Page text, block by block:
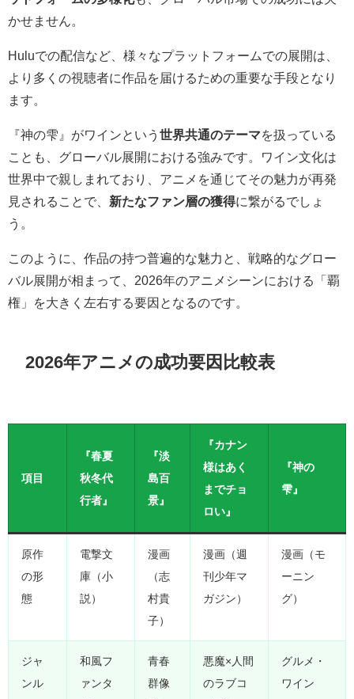
かせません。
Huluでの配信など、様々なプラットフォームでの展開は、
より多くの視聴者に作品を届けるための重要な手段となり
ます。
『神の雫』がワインという 世界共通のテーマを扱っている
ことも、グローバル展開における強みです。ワイン文化は
世界中で親しまれており、アニメを通じてその魅力が再発
見されることで、 新たなファン層の獲得に繋がるでしょ
う。
このように、作品の持つ普遍的な魅力と、戦略的なグロー
バル展開が相まって、2026年のアニメシーンにおける「覇
権」を大きく左右する要因となるのです。
2026年アニメの成功要因比較表
項目
『春夏
秋冬代
行者』
『淡
島百
景』
『カナン
様はあく
までチョ
ロい』
『神の
雫』
原作
の形
態
電撃文
庫（小
説）
漫画
（志
村貴
子）
漫画（週
刊少年マ
ガジン）
漫画（モ
ーニン
グ）
ジャ
ンル
和風フ
ァンタ
青春
群像
悪魔×人間
のラブコ
グルメ・
ワイン